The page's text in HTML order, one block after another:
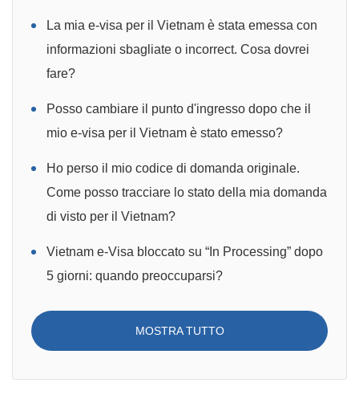
La mia e-visa per il Vietnam è stata emessa con
informazioni sbagliate o incorrect. Cosa dovrei
fare?
Posso cambiare il punto d'ingresso dopo che il
mio e-visa per il Vietnam è stato emesso?
Ho perso il mio codice di domanda originale.
Come posso tracciare lo stato della mia domanda
di visto per il Vietnam?
Vietnam e-Visa bloccato su “In Processing” dopo
5 giorni: quando preoccuparsi?
MOSTRA TUTTO